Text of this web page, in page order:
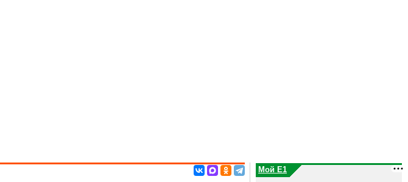
Мой E1